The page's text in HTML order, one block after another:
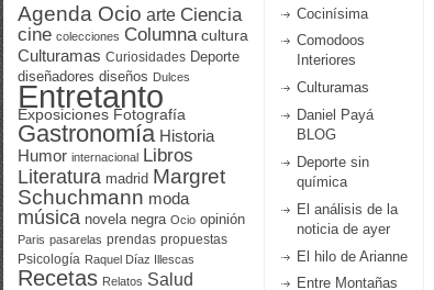
Agenda Ocio arte Ciencia
cine colecciones Columna cultura
Culturamas Curiosidades Deporte
diseñadores diseños Dulces
Entretanto
Exposiciones Fotografía
Gastronomía Historia
Humor internacional Libros
Literatura madrid Margret
Schuchmann moda
música novela negra Ocio opinión
Paris pasarelas prendas propuestas
Psicología Raquel Díaz Illescas
Recetas Relatos Salud
Cocinísima
Comodoos
Interiores
Culturamas
Daniel Payá
BLOG
Deporte sin
química
El análisis de la
noticia de ayer
El hilo de Arianne
Entre Montañas